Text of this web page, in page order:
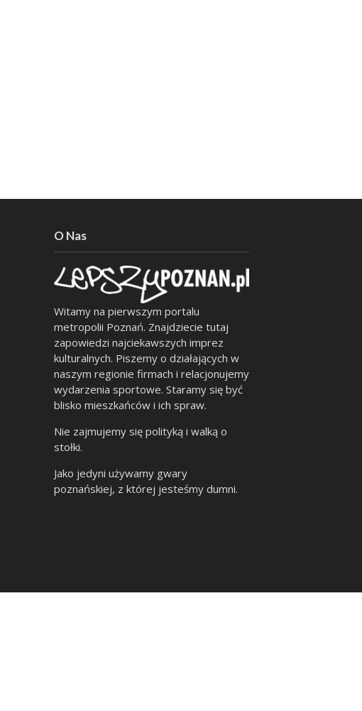
O Nas
Witamy na pierwszym portalu
metropolii Poznań. Znajdziecie tutaj
zapowiedzi najciekawszych imprez
kulturalnych. Piszemy o działających w
naszym regionie firmach i relacjonujemy
wydarzenia sportowe. Staramy się być
blisko mieszkańców i ich spraw.
Nie zajmujemy się polityką i walką o
stołki.
Jako jedyni używamy gwary
poznańskiej, z której jesteśmy dumni.